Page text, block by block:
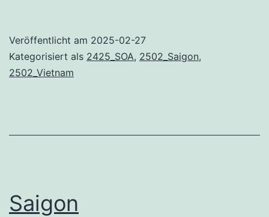
Lon
Veröffentlicht am 2025-02-27
Kategorisiert als 2425_SOA, 2502_Saigon,
2502_Vietnam
Saigon